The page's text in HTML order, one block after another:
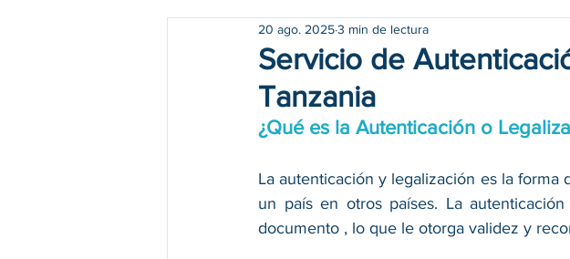
Servicio de
Tanzania
20 ago. 20253 min de lectura
¿Qué es la Autenticación o
La autenticación y legalización es la
un país en otros países. La
documento , lo que le otorga validez y